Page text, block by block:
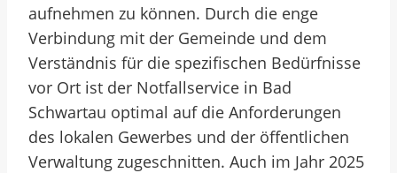
aufnehmen zu können. Durch die enge
Verbindung mit der Gemeinde und dem
Verständnis für die spezifischen Bedürfnisse
vor Ort ist der Notfallservice in Bad
Schwartau optimal auf die Anforderungen
des lokalen Gewerbes und der öffentlichen
Verwaltung zugeschnitten. Auch im Jahr 2025